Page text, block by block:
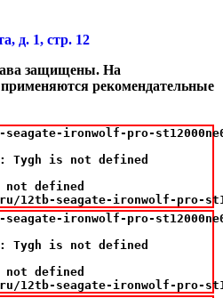
д. 1, стр. 12
защищены. На
рекомендательные
ironwolf-pro-
Tygh is not defined
not defined
12tb-seagate-ironwolf-pro-
ironwolf-pro-
Tygh is not defined
not defined
12tb-seagate-ironwolf-pro-